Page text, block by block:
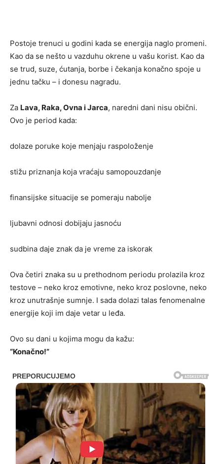
Postoje trenuci u godini kada se energija naglo promeni.
Kao da se nešto u vazduhu okrene u vašu korist. Kao da
se trud, suze, ćutanja, borbe i čekanja konačno spoje u
jednu tačku – i donesu nagradu.
Za Lava, Raka, Ovna i Jarca, naredni dani nisu obični.
Ovo je period kada:
dolaze poruke koje menjaju raspoloženje
stižu priznanja koja vraćaju samopouzdanje
finansijske situacije se pomeraju nabolje
ljubavni odnosi dobijaju jasnoću
sudbina daje znak da je vreme za iskorak
Ova četiri znaka su u prethodnom periodu prolazila kroz
testove – neko kroz emotivne, neko kroz poslovne, neko
kroz unutrašnje sumnje. I sada dolazi talas fenomenalne
energije koji im daje vetar u leđa.
Ovo su dani u kojima mogu da kažu:
“Konačno!”